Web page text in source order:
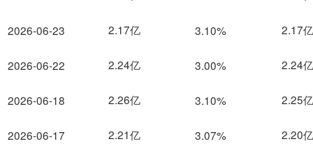
2026-06-23
2026-06-22
2026-06-18
2026-06-17
2.17亿 3.10% 2.17亿
2.24亿 3.00% 2.24亿
2.26亿 3.10% 2.25亿
2.21亿 3.07% 2.20亿